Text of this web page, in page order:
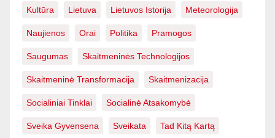
Kultūra Lietuva Lietuvos Istorija Meteorologija
Naujienos Orai Politika Pramogos
Saugumas Skaitmeninės Technologijos
Skaitmeninė Transformacija Skaitmenizacija
Socialiniai Tinklai Socialinė Atsakomybė
Sveika Gyvensena Sveikata Tad Kitą Kartą